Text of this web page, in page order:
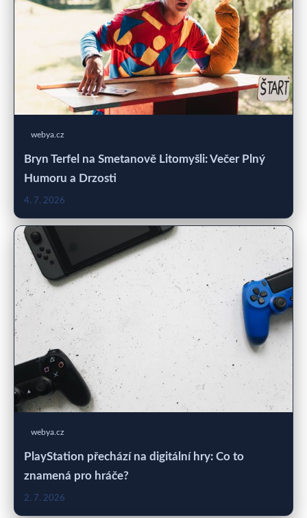
webya.cz
Bryn Terfel na Smetanově Litomyšli: Večer Plný
Humoru a Drzosti
4. 7. 2026
webya.cz
PlayStation přechází na digitální hry: Co to
znamená pro hráče?
2. 7. 2026